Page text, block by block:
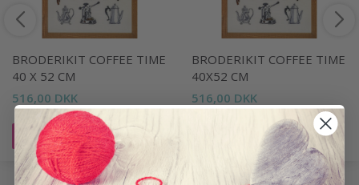
BRODERIKIT COFFEE TIME
40 X 52 CM
516,00 DKK
Læg i kurv
BRODERIKIT COFFEE TIME
40X52 CM
516,00 DKK